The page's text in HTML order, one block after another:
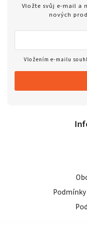
Vložte svůj e-mail a
nových
Vložením e-mailu